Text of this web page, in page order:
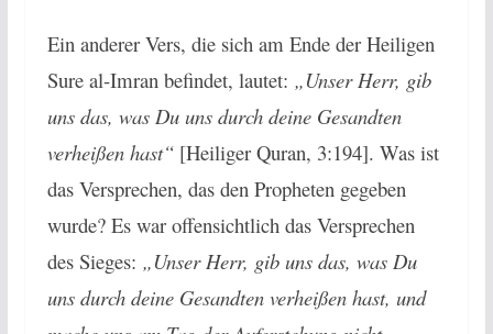
Ein anderer Vers, die sich am Ende der Heiligen
Sure al-Imran befindet, lautet: „Unser Herr, gib
uns das, was Du uns durch deine Gesandten
verheißen hast“[Heiliger Quran, 3:194]. Was ist
das Versprechen, das den Propheten gegeben
wurde? Es war offensichtlich das Versprechen
des Sieges: „Unser Herr, gib uns das, was Du
uns durch deine Gesandten verheißen hast, und